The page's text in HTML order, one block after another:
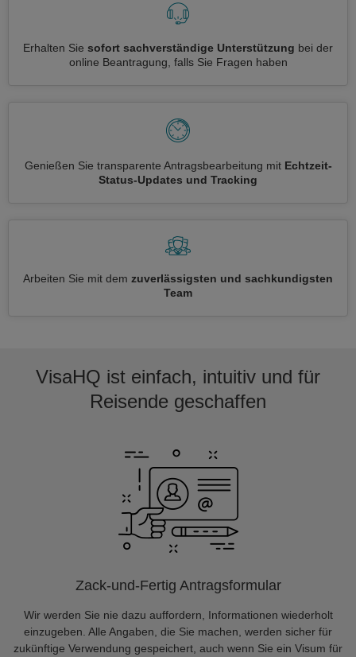
Erhalten Sie sofort sachverständige Unterstützung bei der
online Beantragung, falls Sie Fragen haben
Genießen Sie transparente Antragsbearbeitung mit Echtzeit-
Status-Updates und Tracking
Arbeiten Sie mit dem zuverlässigsten und sachkundigsten
Team
VisaHQ ist einfach, intuitiv und für
Reisende geschaffen
Zack-und-Fertig Antragsformular
Wir werden Sie nie dazu auffordern, Informationen wiederholt
einzugeben. Alle Angaben, die Sie machen, werden sicher für
zukünftige Verwendung gespeichert, auch wenn Sie ein Visum für